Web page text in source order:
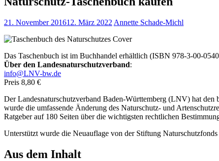
21. November 201612. März 2022 Annette Schade-Michl
Das Taschenbuch ist im Buchhandel erhältlich (ISBN 978-3-00-
Über den Landesnaturschutzverband:
info@LNV-bw.de
Preis 8,80 €
Der Landesnaturschutzverband Baden-Württemberg (LNV) hat den
wurde die umfassende Änderung des Naturschutz- und
Ratgeber auf 180 Seiten über die wichtigsten rechtlichen
Unterstützt wurde die Neuauflage von der Stiftung
Aus dem Inhalt